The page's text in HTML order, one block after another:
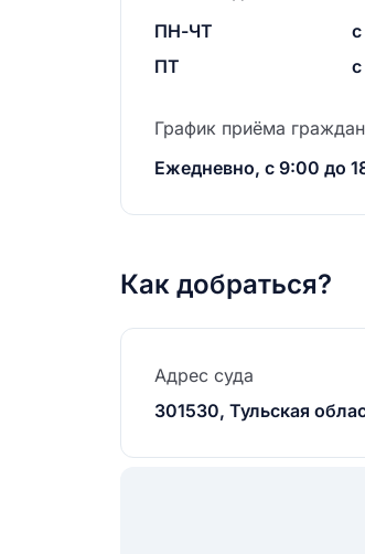
ПН-ЧТ
ПТ
График приёма граждан
Ежедневно, с 9:00 до
Как добраться?
Адрес суда
301530, Тульская